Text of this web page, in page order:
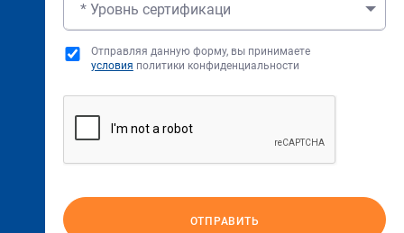
* Уровнь сертификаци
Отправляя данную форму, вы принимаете
условия политики конфиденциальности
ОТПРАВИТЬ